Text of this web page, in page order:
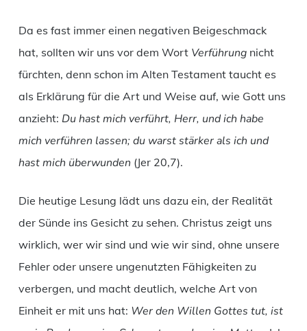
Da es fast immer einen negativen Beigeschmack
hat, sollten wir uns vor dem Wort Verführung nicht
fürchten, denn schon im Alten Testament taucht es
als Erklärung für die Art und Weise auf, wie Gott uns
anzieht: Du hast mich verführt, Herr, und ich habe
mich verführen lassen; du warst stärker als ich und
hast mich überwunden (Jer 20,7).
Die heutige Lesung lädt uns dazu ein, der Realität
der Sünde ins Gesicht zu sehen. Christus zeigt uns
wirklich, wer wir sind und wie wir sind, ohne unsere
Fehler oder unsere ungenutzten Fähigkeiten zu
verbergen, und macht deutlich, welche Art von
Einheit er mit uns hat: Wer den Willen Gottes tut, ist